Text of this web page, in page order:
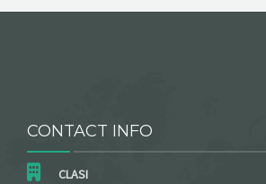
CONTACT INFO
CLASI